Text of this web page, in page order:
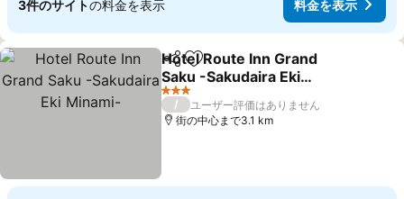
3件のサイトの料金を表示 料金を表示
シェアお気に入りに追加
Hotel Route Inn Grand
Saku -Sakudaira Eki
Minami-
料金を表示
3 ホテルのランク
/
ユーザー評価はありません
街の中心まで3.1 km